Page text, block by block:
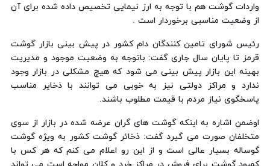
واردات گوشت هم با توجه به ارز نیمایی تخصیص داده شده برای آن
از وضعیت مناسبی برخوردار است .
رئیس شورای تامین کنندگان دام کشور در پیش بینی بازار گوشت
قرمز تا پایان سال جاری گفت: باتوجه به وضعیت موجود و مدیریت
بهینه این بازار پیش بینی می شود که هیچ مشکلی در بازار وجود
ندارد و مراکز دولتی نیز به خوبی می توانند با ذخایر مناسب
پاسخگوی نیاز مردم با قیمت مطلوب باشند.
اوضمن اشاره به اینکه گوشت های گران عرضه شده در بازار از سوی
متخلفان صورت می گیرد گفت: ذخائر گوشت کشور به ویژه گوشت
گوساله بسیار عالی است و از این رو اعلام می کنم که هر کس با